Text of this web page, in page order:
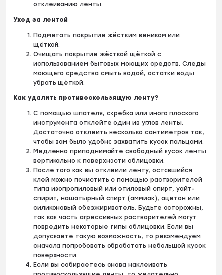
отклеиванию ленты.
Уход за лентой
Подметать покрытие жёстким веником или
щёткой.
Очищать покрытие жёсткой щёткой с
использованием бытовых моющих средств. Следы
моющего средства смыть водой, остатки воды
убрать щёткой.
Как удалить противоскользящую ленту?
С помощью шпателя, скребка или иного плоского
инструмента отклейте один из углов ленты.
Достаточно отклеить несколько сантиметров так,
чтобы вам было удобно захватить кусок пальцами.
Медленно приподнимайте свободный кусок ленты
вертикально к поверхности облицовки.
После того как вы отклеили ленту, оставшийся
клей можно почистить с помощью растворителей
типа изопропиловый или этиловый спирт, уайт-
спирит, нашатырный спирт (аммиак), ацетон или
силиконовый обезжириватель. Будьте осторожны,
так как часть агрессивных растворителей могут
повредить некоторые типы облицовки. Если вы
допускаете такую возможность, то рекомендуем
сначала попробовать обработать небольшой кусок
поверхности.
Если вы собираетесь снова наклеивать